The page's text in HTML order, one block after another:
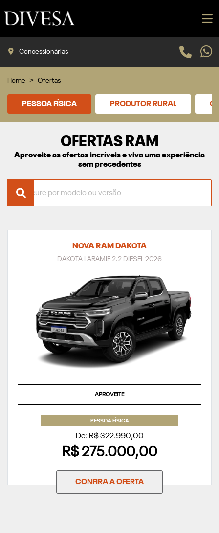
Concessionárias
Home Ofertas
PESSOA FÍSICA PRODUTOR RURAL
OFERTAS RAM
Aproveite as ofertas incríveis e viva uma experiência
sem precedentes
NOVA RAM DAKOTA
DAKOTA LARAMIE 2.2 DIESEL 2026
APROVEITE
PESSOA FÍSICA
De: R$ 322.990,00
R$ 275.000,00
CONFIRA A OFERTA